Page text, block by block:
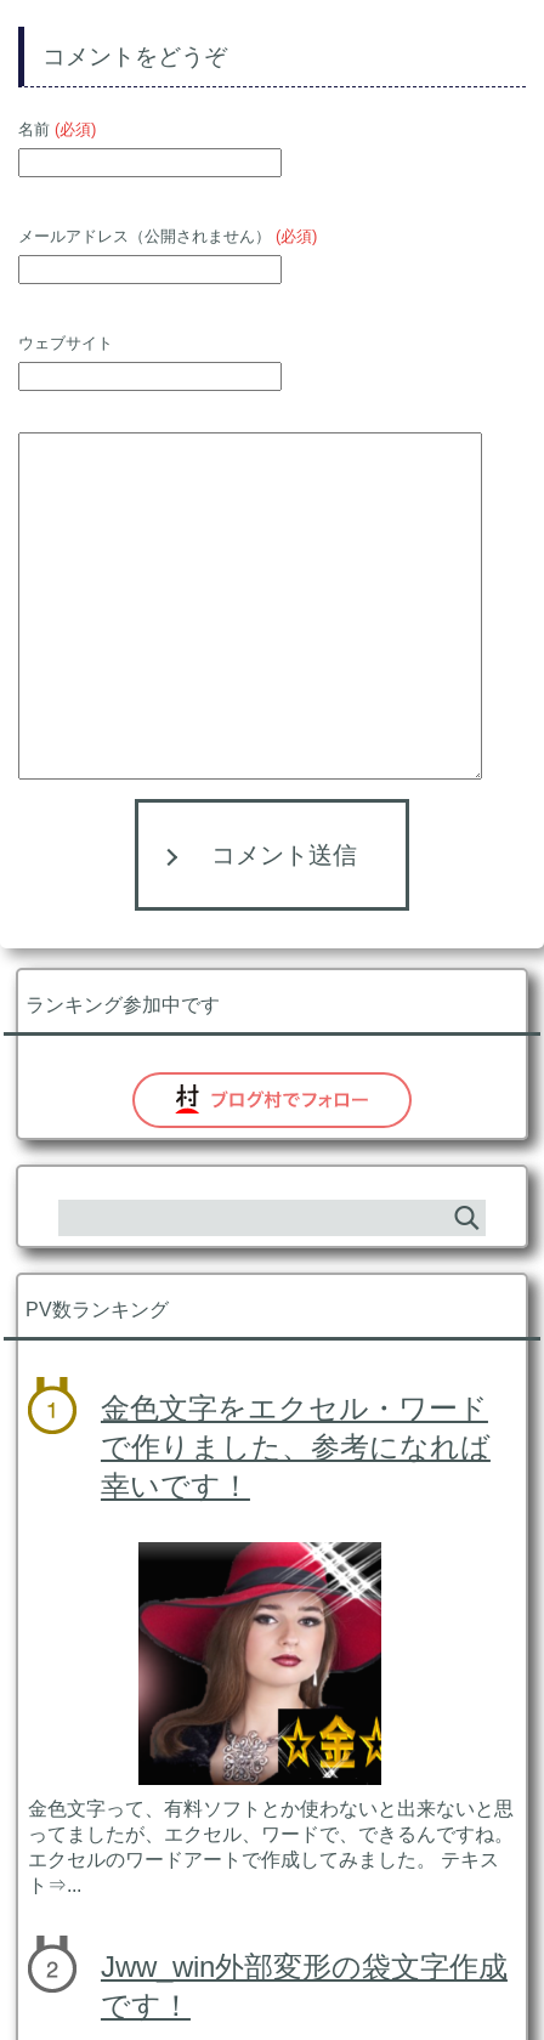
コメントをどうぞ
名前 (必須)
メールアドレス（公開されません） (必須)
ウェブサイト
コメント送信
ランキング参加中です
PV数ランキング
金色文字をエクセル・ワード
で作りました、参考になれば
幸いです！
金色文字って、有料ソフトとか使わないと出来ないと思
ってましたが、エクセル、ワードで、できるんですね。
エクセルのワードアートで作成してみました。 テキス
ト⇒...
Jww_win外部変形の袋文字作成
です！